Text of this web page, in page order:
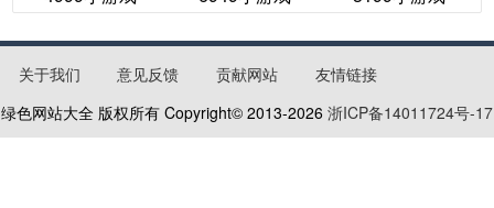
4999小游戏
6949小游戏
3199小游戏
关于我们 意见反馈 贡献网站
友情链接
绿色网站大全 版权所有 Copyright© 2013-2026 浙ICP备14011724号-17